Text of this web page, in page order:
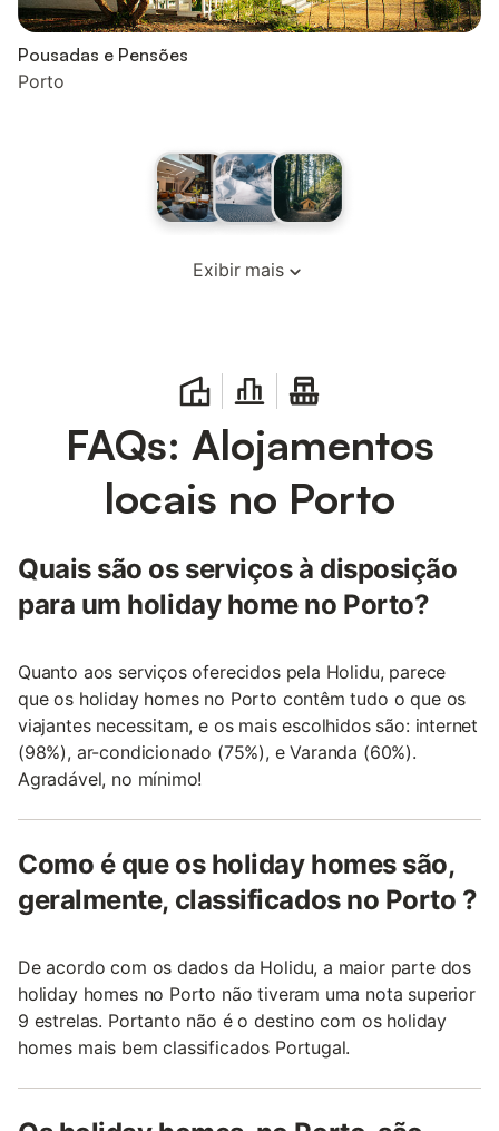
Pousadas e Pensões
Porto
Exibir mais
FAQs: Alojamentos
locais no Porto
Quais são os serviços à disposição
para um holiday home no Porto?
Quanto aos serviços oferecidos pela Holidu, parece
que os holiday homes no Porto contêm tudo o que os
viajantes necessitam, e os mais escolhidos são: internet
(98%), ar-condicionado (75%), e Varanda (60%).
Agradável, no mínimo!
Como é que os holiday homes são,
geralmente, classificados no Porto ?
De acordo com os dados da Holidu, a maior parte dos
holiday homes no Porto não tiveram uma nota superior
9 estrelas. Portanto não é o destino com os holiday
homes mais bem classificados Portugal.